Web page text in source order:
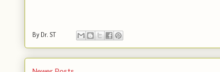
ByDr. ST